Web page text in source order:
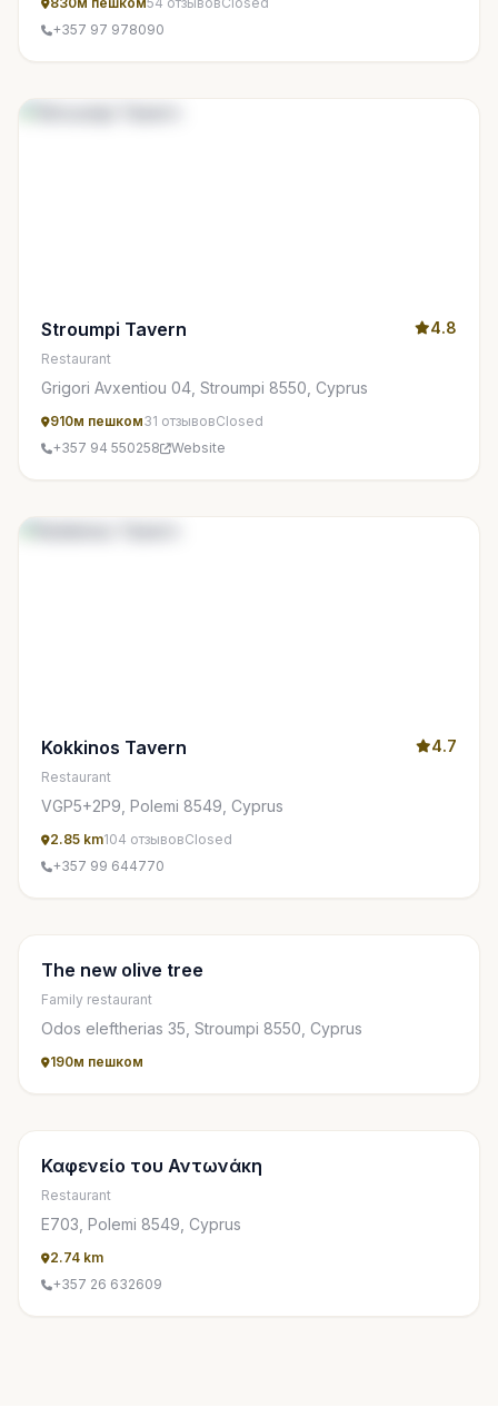
+357 97 978090
Stroumpi Tavern 4.8
Restaurant
Grigori Avxentiou 04, Stroumpi 8550, Cyprus
910м пешком31 отзывовClosed
+357 94 550258
Website
Kokkinos Tavern 4.7
Restaurant
VGP5+2P9, Polemi 8549, Cyprus
2.85 km104 отзывовClosed
+357 99 644770
The new olive tree
Family restaurant
Odos eleftherias 35, Stroumpi 8550, Cyprus
190м пешком
Καφενείο του Αντωνάκη
Restaurant
Ε703, Polemi 8549, Cyprus
2.74 km
+357 26 632609